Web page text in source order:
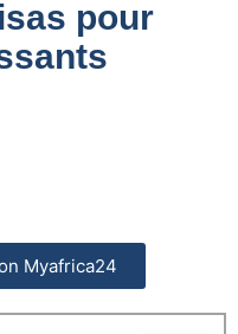
pour
Myafrica24